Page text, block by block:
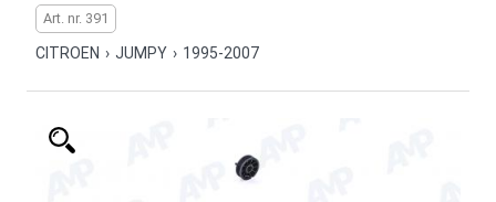
Art. nr. 391
CITROEN › JUMPY › 1995-2007